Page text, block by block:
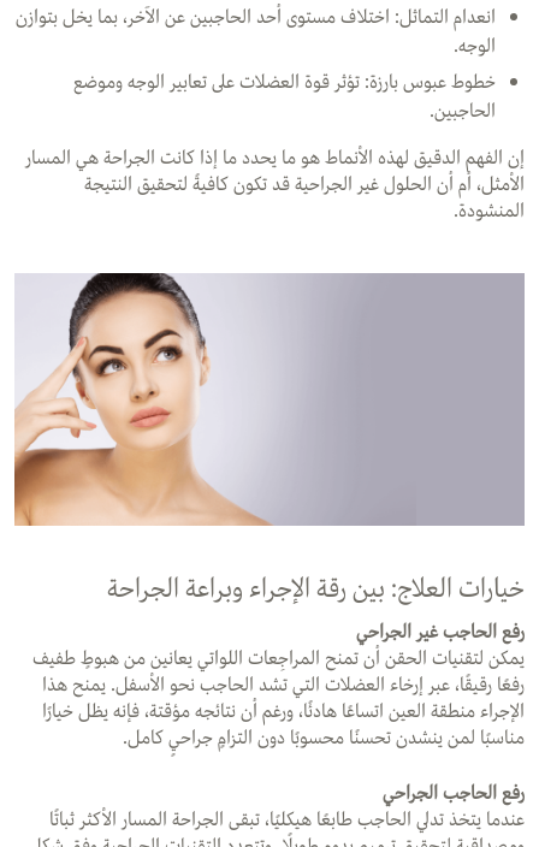
انعدام التماثل: اختلاف مستوى أحد الحاجبين عن الآخر، بما يخل بتوازن
الوجه.
خطوط عبوس بارزة: تؤثر قوة العضلات على تعابير الوجه وموضع
الحاجبين.
إن الفهم الدقيق لهذه الأنماط هو ما يحدد ما إذا كانت الجراحة هي المسار
الأمثل، أم أن الحلول غير الجراحية قد تكون كافيةً لتحقيق النتيجة
المنشودة.
خيارات العلاج: بين رقة الإجراء وبراعة الجراحة
رفع الحاجب غير الجراحي
يمكن لتقنيات الحقن أن تمنح المراجِعات اللواتي يعانين من هبوطٍ طفيف
رفعًا رقيقًا، عبر إرخاء العضلات التي تشد الحاجب نحو الأسفل. يمنح هذا
الإجراء منطقة العين اتساعًا هادئًا، ورغم أن نتائجه مؤقتة، فإنه يظل خيارًا
مناسبًا لمن ينشدن تحسنًا محسوبًا دون التزامٍ جراحيٍ كامل.
رفع الحاجب الجراحي
عندما يتخذ تدلي الحاجب طابعًا هيكليًا، تبقى الجراحة المسار الأكثر ثباتًا